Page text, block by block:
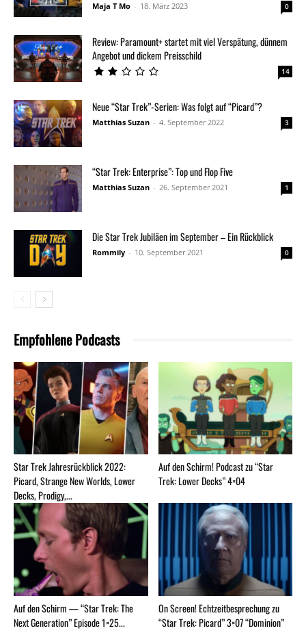
Maja T Mo - 18. März 2023 0
Review: Paramount+ startet mit viel Verspätung, dünnem
Angebot und dickem Preisschild
14
Neue “Star Trek”-Serien: Was folgt auf “Picard”?
Matthias Suzan - 4. September 2022 3
“Star Trek: Enterprise”: Top und Flop Five
Matthias Suzan - 26. September 2021 1
Die Star Trek Jubiläen im September – Ein Rückblick
Rommily - 10. September 2021 0
Empfohlene Podcasts
Star Trek Jahresrückblick 2022:
Picard, Strange New Worlds, Lower
Decks, Prodigy,...
Auf den Schirm! Podcast zu “Star
Trek: Lower Decks” 4×04
Auf den Schirm — “Star Trek: The
Next Generation” Episode 1×25...
On Screen! Echtzeitbesprechung zu
“Star Trek: Picard” 3×07 “Dominion”